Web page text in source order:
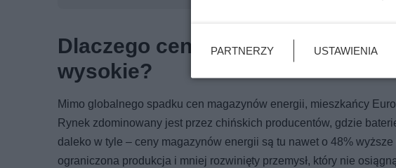
Dlaczego ceny magazynów
wysokie?
Mimo globalnego spadku cen magazynów energii, mieszkańcy
Rynek zdominowany jest przez chińskich producentów, gdzie
daleko w tyle – ceny magazynów energii są tu nawet o 48%
ograniczona produkcja i mniej rozwinięty przemysł, który nie
PARTNERZY USTAWIENIA